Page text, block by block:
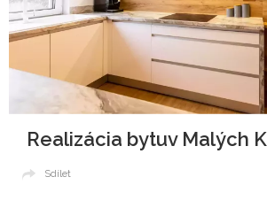
Realizácia bytuv Malých
Sdílet